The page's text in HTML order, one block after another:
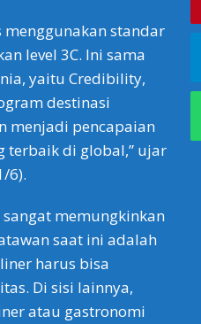
menggunakan standar
level 3C. Ini sama
yaitu Credibility,
destinasi
menjadi pencapaian
terbaik di global,” ujar
6).
memungkinkan
saat ini adalah
harus bisa
Di sisi lainnya,
atau gastronomi